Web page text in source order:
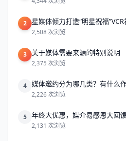
2 星媒体倾力打造“明星祝福
2,508 次浏览
3 关于媒体需要来源的特别说明
2,375 次浏览
4 媒体邀约分为哪几类？有什么作
2,226 次浏览
5 年终大优惠，媒介易感恩大回
2,131 次浏览